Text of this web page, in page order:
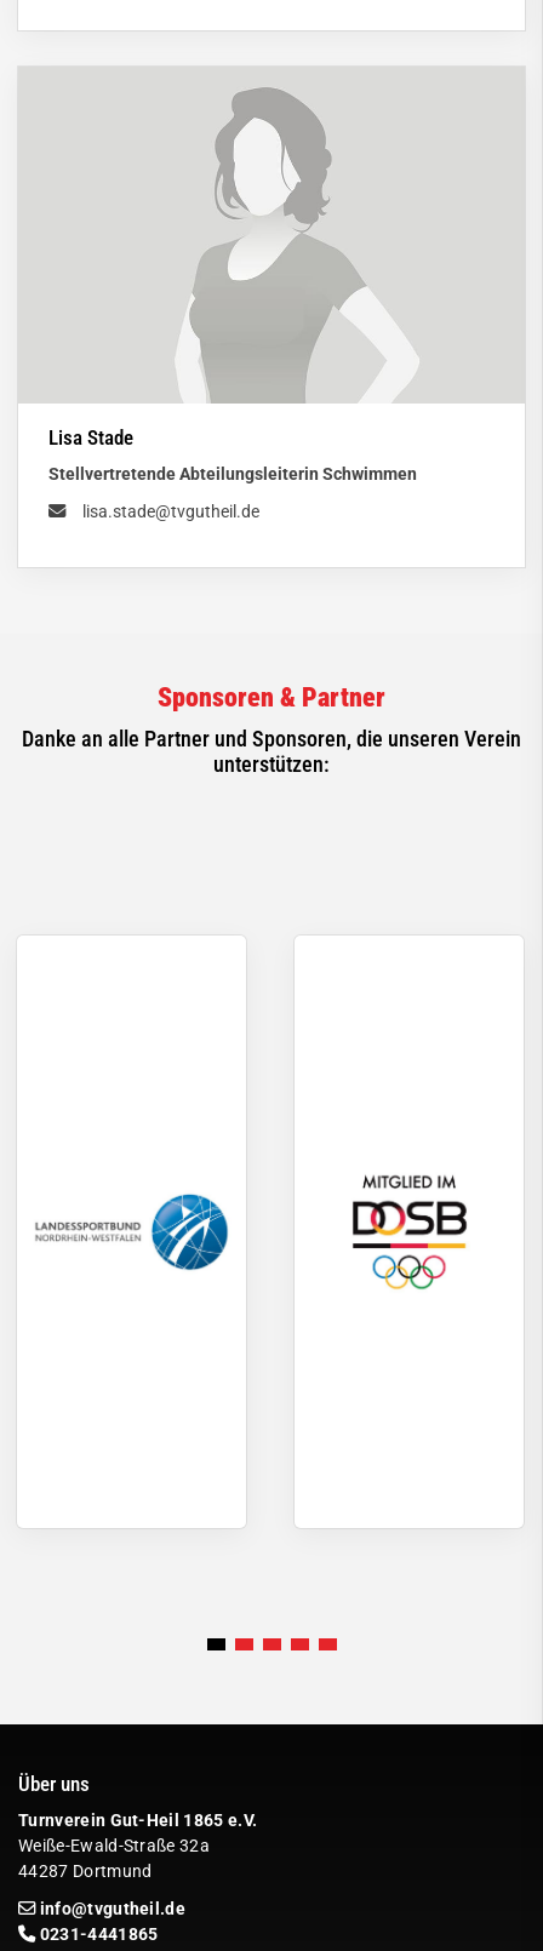
Lisa Stade
Stellvertretende Abteilungsleiterin Schwimmen
lisa.stade@tvgutheil.de
Sponsoren & Partner
Danke an alle Partner und Sponsoren, die unseren Verein
unterstützen:
Über uns
Turnverein Gut-Heil 1865 e.V.
Weiße-Ewald-Straße 32a
44287 Dortmund
info@tvgutheil.de
0231-4441865